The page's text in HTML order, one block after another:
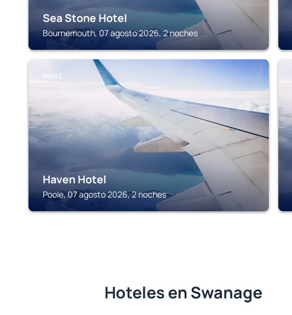
Sea Stone Hotel
Bournemouth, 07 agosto 2026, 2 noches
POOLE
Haven Hotel
Poole, 07 agosto 2026, 2 noches
Hoteles en Swanage